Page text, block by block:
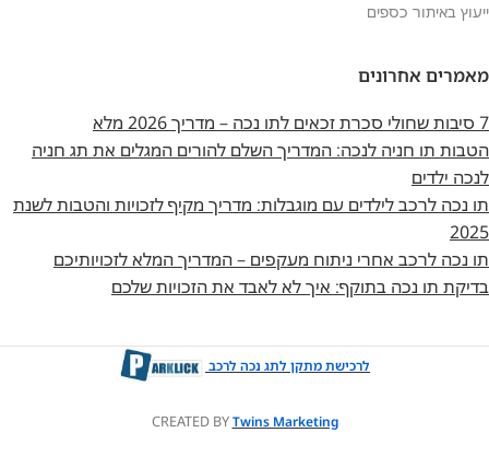
מאמרים אחרונים
7 סיבות שחולי סכרת זכאים לתו נכה – מדריך 2026 מלא
הטבות תו חניה לנכה: המדריך השלם להורים המגלים את תג חניה
לנכה ילדים
תו נכה לרכב לילדים עם מוגבלות: מדריך מקיף לזכויות והטבות לשנת
2025
תו נכה לרכב אחרי ניתוח מעקפים – המדריך המלא לזכויותיכם
בדיקת תו נכה בתוקף: איך לא לאבד את הזכויות שלכם
ייעוץ באיתור כספים
לרכישת מתקן לתג נכה לרכב
CREATED BYTwins Marketing